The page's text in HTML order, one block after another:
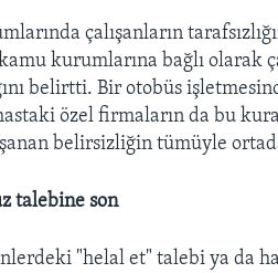
çalışanların
kurumlarına bağlı olarak
belirtti. Bir otobüs
özel firmaların da bu
belirsizliğin tümüyle
talebine son
"helal et" talebi ya da